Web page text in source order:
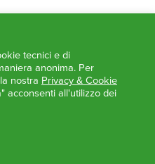
istituzioni”
TRACCIA LA
tecnici e di
anonima. Per
nostra Privacy & Cookie
acconsenti all'utilizzo dei